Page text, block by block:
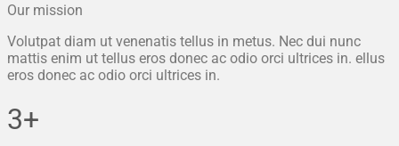
Our mission
Volutpat diam ut venenatis tellus in metus. Nec dui nunc
mattis enim ut tellus eros donec ac odio orci ultrices in. ellus
eros donec ac odio orci ultrices in.
3+